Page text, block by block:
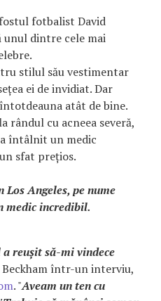
fotbalist David
unul dintre cele mai
stilul său vestimentar
ei de invidiat. Dar
atât de bine.
rândul cu acneea severă,
întâlnit un medic
sfat prețios.
Angeles, pe nume
medic incredibil.
a reușit să-mi vindece
într-un interviu,
. "Aveam un ten cu